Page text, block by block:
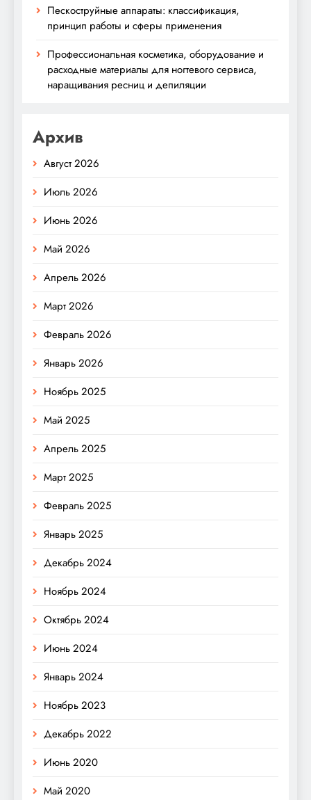
Пескоструйные аппараты: классификация,
принцип работы и сферы применения
Профессиональная косметика, оборудование и
расходные материалы для ногтевого сервиса,
наращивания ресниц и депиляции
Архив
Август 2026
Июль 2026
Июнь 2026
Май 2026
Апрель 2026
Март 2026
Февраль 2026
Январь 2026
Ноябрь 2025
Май 2025
Апрель 2025
Март 2025
Февраль 2025
Январь 2025
Декабрь 2024
Ноябрь 2024
Октябрь 2024
Июнь 2024
Январь 2024
Ноябрь 2023
Декабрь 2022
Июнь 2020
Май 2020